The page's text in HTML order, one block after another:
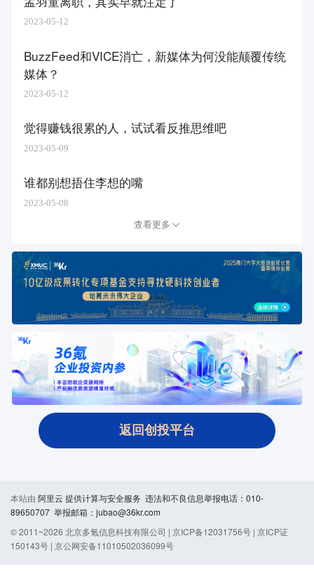
2023-05-12
BuzzFeed和VICE消亡，新媒体为何没能颠覆传统
媒体？
2023-05-12
觉得赚钱很累的人，试试看反推思维吧
2023-05-09
谁都别想捂住李想的嘴
2023-05-08
查看更多
返回创投平台
本站由 阿里云 提供计算与安全服务 违法和不良信息举报电话：010-
89650707 举报邮箱：jubao@36kr.com
© 2011~2026 北京多氪信息科技有限公司 | 京ICP备12031756号 | 京ICP证
150143号 | 京公网安备11010502036099号